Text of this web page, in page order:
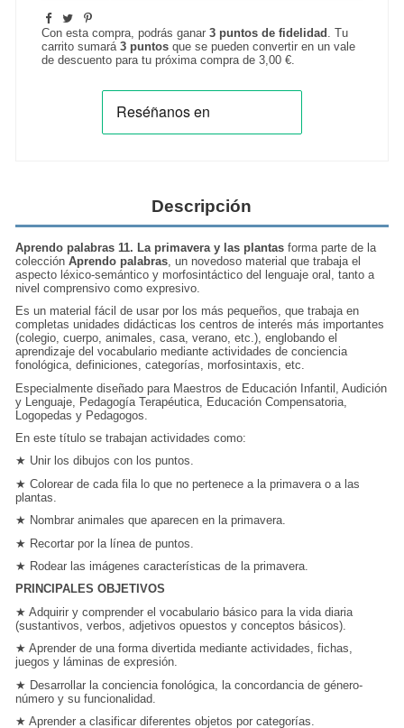
Con esta compra, podrás ganar3 puntos de fidelidad . Tu
carrito sumará3 puntos que se pueden convertir en un vale
de descuento para tu próxima compra de3,00 €.
Descripción
Aprendo palabras 11. La primavera y las plantasforma parte de la
colecciónAprendo palabras , un novedoso material que trabaja el
aspecto léxico-semántico y morfosintáctico del lenguaje oral, tanto a
nivel comprensivo como expresivo.
Es un material fácil de usar por los más pequeños, que trabaja en
completasunidades didácticas los centros de interés más importantes
(colegio, cuerpo, animales, casa, verano, etc.), englobando el
aprendizaje del vocabulario mediante actividades de conciencia
fonológica, definiciones, categorías, morfosintaxis, etc.
Especialmente diseñado para Maestros de Educación Infantil, Audición
y Lenguaje, Pedagogía Terapéutica, Educación Compensatoria,
Logopedas y Pedagogos.
En este título se trabajan actividades como:
★ Unir los dibujos con los puntos.
★ Colorear de cada fila lo que no pertenece a la primavera o a las
plantas.
★ Nombrar animales que aparecen en la primavera.
★ Recortar por la línea de puntos.
★ Rodear las imágenescaracterísticas de la primavera.
PRINCIPALES OBJETIVOS
★ Adquirir y comprender el vocabulario básico para la vida diaria
(sustantivos, verbos, adjetivos opuestos y conceptos básicos).
★ Aprender de una forma divertida mediante actividades, fichas,
juegos y láminas de expresión.
★ Desarrollar laconciencia fonológica , la concordancia de género-
número y su funcionalidad.
★ Aprender a clasificar diferentes objetos por categorías.